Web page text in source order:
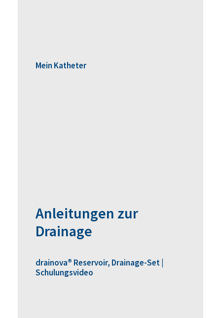
Mein Katheter
Anleitungen zur
Drainage
drainova® Reservoir, Drainage-Set |
Schulungsvideo